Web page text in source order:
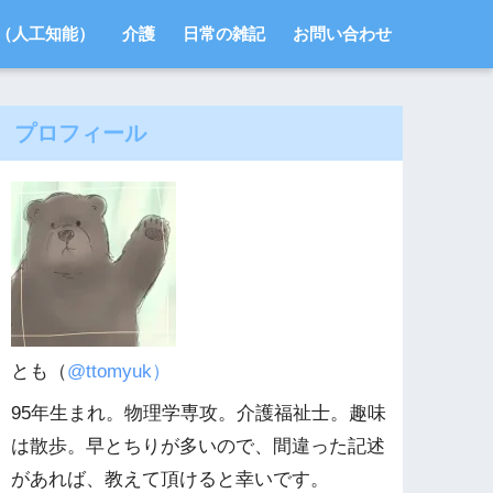
人工知能） 介護 日常の雑記 お問い合わせ
プロフィール
とも（@ttomyuk）
95年生まれ。物理学専攻。介護福祉士。趣味
は散歩。早とちりが多いので、間違った記述
があれば、教えて頂けると幸いです。